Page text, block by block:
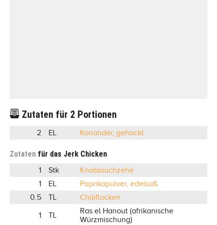
Zutaten für 2 Portionen
2 EL Koriander, gehackt
Zutaten für das Jerk Chicken
1 Stk
Knoblauchzehe
1
EL
Paprikapulver, edelsüß
0.5
TL Chiliflocken
1 TL
Ras el Hanout (afrikanische
Würzmischung)